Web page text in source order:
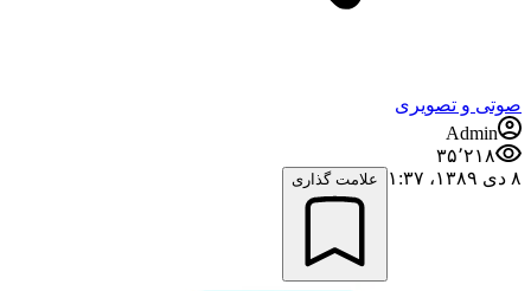
صوتی و تصویری
Admin
۳۵٬۲۱۸
۸ دی ۱۳۸۹،‏ ۱:۳۷
علامت گذاری